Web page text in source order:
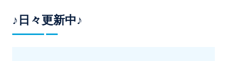
♪日々更新中♪